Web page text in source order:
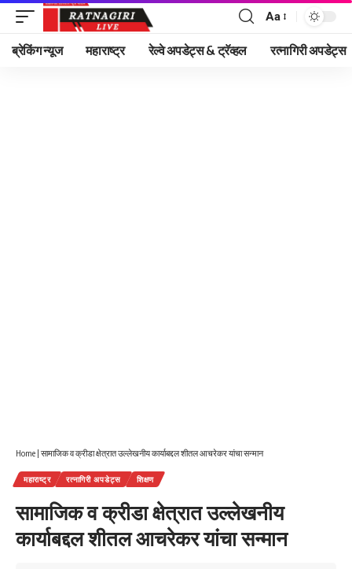
Font
Resizer
Aa
ब्रेकिंग न्यूज महाराष्ट्र रेल्वे अपडेट्स & ट्रॅव्हल रत्नागिरी अपडेट्स
Home | सामाजिक व क्रीडा क्षेत्रात उल्लेखनीय कार्याबद्दल शीतल आचरेकर यांचा सन्मान
महाराष्ट्र रत्नागिरी अपडेट्स शिक्षण
सामाजिक व क्रीडा क्षेत्रात उल्लेखनीय
कार्याबद्दल शीतल आचरेकर यांचा सन्मान